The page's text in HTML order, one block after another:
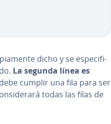
dicho y se es­pe­ci­fi­
La segunda línea es
cumplir una fila para ser
todas las filas de